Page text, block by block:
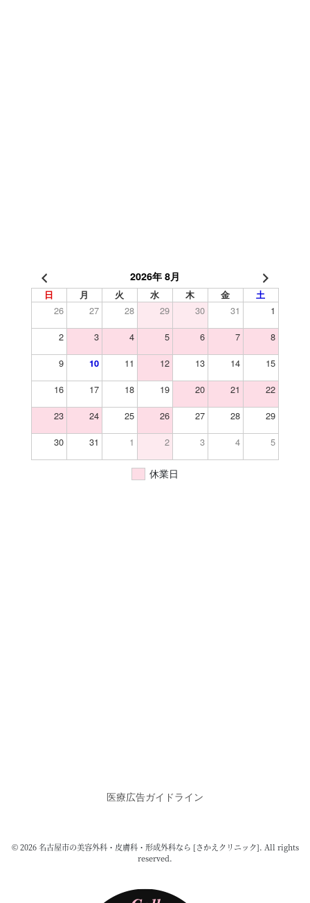
2026年 8月
日 月 火 水 木 金 土
26 27 28 29 30 31
1
2
3 4 5 6 7
8
9
10 11 12 13 14
15
16
17 18 19 20 21
22
23
24 25 26 27 28
29
30
31 1 2 3 4 5
休業日
医療広告ガイドライン
© 2026 名古屋市の美容外科・皮膚科・形成外科なら [さかえクリニック]. All rights
reserved.